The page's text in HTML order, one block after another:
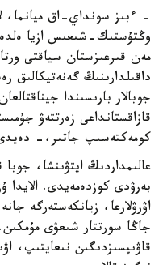
- ءبىز سونداي-اق ميانما،
وڭتۇستىك-شىعىس ازيا
مەن قىرعىزستان سياقتى
داقىلدارىنىڭ گەنەتيكالىق
جوبالار بارىسىندا
قازاقستانداعى زەرتتەۋ
كومەكتەسىپ جاتىر،-
عالىمداردىڭ ايتۋىنشا، جوبا
بەرۋدى كوزدەمەيدى. الايدا
اۋرۋلارعا، زيانكەستەرگە
جاڭا سورتتار شىعۋى
قاۋىپسىزدىگىن نىعايتىپ،